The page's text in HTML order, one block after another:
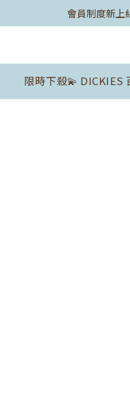
會員制度新
限時下殺💫 DICKIES